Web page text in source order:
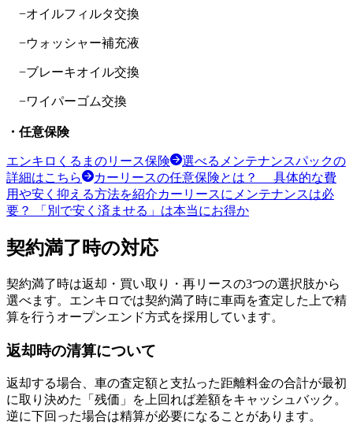
−オイルフィルタ交換
−ウォッシャー補充液
−ブレーキオイル交換
−ワイパーゴム交換
・任意保険
エンキロくるまのリース保険
選べるメンテナンスパックの
詳細はこちら
カーリースの任意保険とは？ 具体的な費
用や安く抑える方法を紹介カーリースにメンテナンスは必
要？
「別で安く済ませる」は本当にお得か
契約満了時の対応
契約満了時は返却・買い取り・再リースの3つの選択肢から
選べます。エンキロでは契約満了時に車両を査定した上で精
算を行うオープンエンド方式を採用しています。
返却時の清算について
返却する場合、車の査定額と支払った距離料金の合計が最初
に取り決めた「残価」を上回れば差額をキャッシュバック。
逆に下回った場合は精算が必要になることがあります。